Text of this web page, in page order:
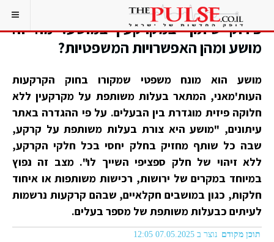
פירוק שיתוף במקרקעין במושע: מה זה
מושע ומהן האפשרויות המשפטיות?
מושע הוא מונח משפטי שמקורו בחוק הקרקעות
העות'מאני, המתאר בעלות משותפת על מקרקעין ללא
חלוקה פיזית מוגדרת בין הבעלים. על פי ההגדרה באתר
עיתונים, "מושע היא צורת בעלות משותפת על קרקע,
שבה כל שותף מחזיק בחלק יחסי בכל חלקי הקרקע,
ללא זיהוי של חלק ספציפי השייך לו". מצב זה נפוץ
במיוחד במקרים של ירושות, רכישות משותפות או איחוד
חלקות, כגון במושבים חקלאיים, שבהם קרקעות נרשמות
לעיתים כבעלות משותפת של מספר בעלים.
תוכן מקודם נוצר ב 07.05.2025 12:05